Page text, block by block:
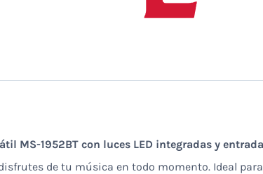
MS-1952BT con luces LED integradas y
de tu música en todo momento. Ideal